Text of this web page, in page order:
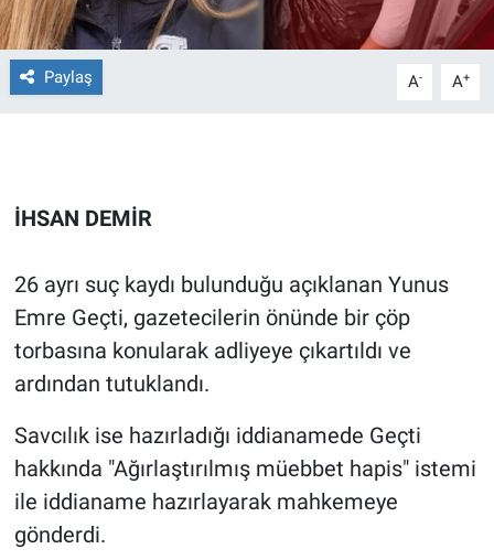
Paylaş A- A+
İHSAN DEMİR
26 ayrı suç kaydı bulunduğu açıklanan Yunus
Emre Geçti, gazetecilerin önünde bir çöp
torbasına konularak adliyeye çıkartıldı ve
ardından tutuklandı.
Savcılık ise hazırladığı iddianamede Geçti
hakkında "Ağırlaştırılmış müebbet hapis" istemi
ile iddianame hazırlayarak mahkemeye
gönderdi.
Gün Başlıyor
Gün Bitiyor
Gündem Özel
Haber
İlan
Kimdir
Koronavirüs
Kültür Sanat